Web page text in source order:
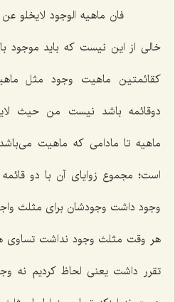
فان ماهیه الوجود لایخلو
خالى از این نیست كه باید موجود
کقائمتین ماهیت وجود مثل
دوقائمه باشد نیست من حیث
ماهیه تا مادامى كه ماهیت
است؛ مجموع زوایاى آن با دو
وجود داشت وجودشان براى مثلث
هر وقت مثلث وجود نداشت تساوى
تقرر داشت یعنى لحاظ كردیم نه